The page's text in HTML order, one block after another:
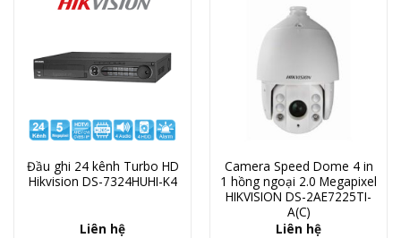
Đầu ghi 24 kênh Turbo HD
Hikvision DS-7324HUHI-K4
Liên hệ
Camera Speed Dome 4 in
1 hồng ngoại 2.0 Megapixel
HIKVISION DS-2AE7225TI-
A(C)
Liên hệ